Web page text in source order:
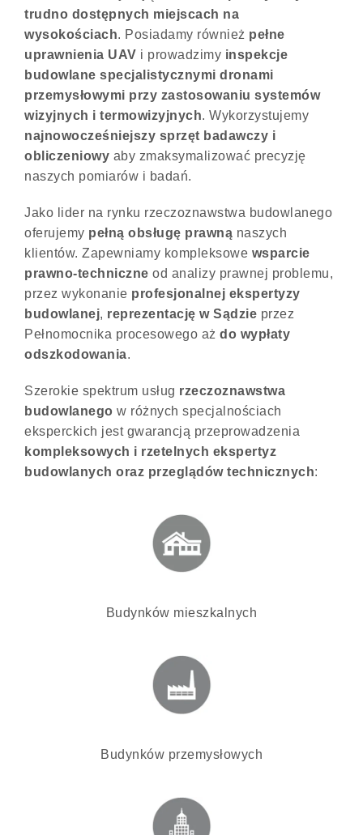
trudno dostępnych miejscach na
wysokościach. Posiadamy również pełne
uprawnienia UAV i prowadzimy inspekcje
budowlane specjalistycznymi dronami
przemysłowymi przy zastosowaniu systemów
wizyjnych i termowizyjnych. Wykorzystujemy
najnowocześniejszy sprzęt badawczy i
obliczeniowy aby zmaksymalizować precyzję
naszych pomiarów i badań.
Jako lider na rynku rzeczoznawstwa budowlanego
oferujemy pełną obsługę prawną naszych
klientów. Zapewniamy kompleksowe wsparcie
prawno-techniczne od analizy prawnej problemu,
przez wykonanie profesjonalnej ekspertyzy
budowlanej, reprezentację w Sądzie przez
Pełnomocnika procesowego aż do wypłaty
odszkodowania.
Szerokie spektrum usług rzeczoznawstwa
budowlanego w różnych specjalnościach
eksperckich jest gwarancją przeprowadzenia
kompleksowych i rzetelnych ekspertyz
budowlanych oraz przeglądów technicznych:
Budynków mieszkalnych
Budynków przemysłowych